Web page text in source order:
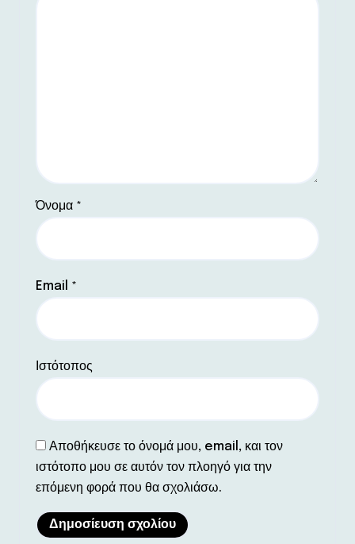
Όνομα *
Email *
Ιστότοπος
Αποθήκευσε το όνομά μου, email, και τον
ιστότοπο μου σε αυτόν τον πλοηγό για την
επόμενη φορά που θα σχολιάσω.